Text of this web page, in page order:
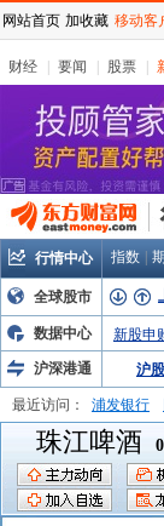
财经 要闻 股票
行情中心 指数
全球股市
数据中心 新股申
沪深港通
沪
最近访问： 浦发银行
弘业股份
珠江啤酒
网站首页 加收藏 移动客